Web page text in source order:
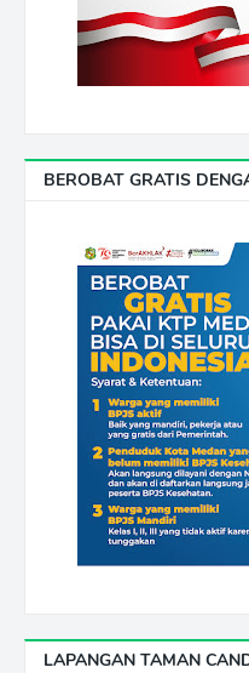
BEROBAT GRATIS
LAPANGAN TAMAN